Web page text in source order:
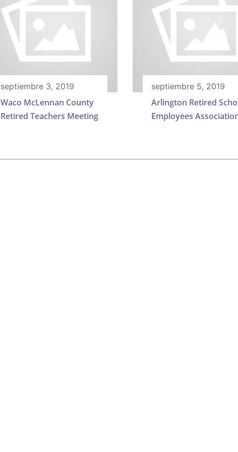
septiembre 3, 2019
Waco McLennan County
Retired Teachers Meeting
septiembre 5, 2019
Arlington Retired
Employees